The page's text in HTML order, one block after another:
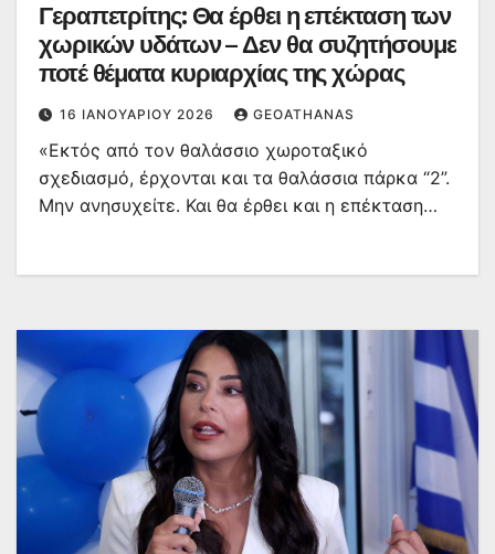
Γεραπετρίτης: Θα έρθει η επέκταση των
χωρικών υδάτων – Δεν θα συζητήσουμε
ποτέ θέματα κυριαρχίας της χώρας
16 ΙΑΝΟΥΑΡΊΟΥ 2026 GEOATHANAS
«Εκτός από τον θαλάσσιο χωροταξικό
σχεδιασμό, έρχονται και τα θαλάσσια πάρκα “2”.
Μην ανησυχείτε. Και θα έρθει και η επέκταση…